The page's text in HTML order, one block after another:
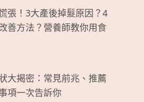
張！3大產後掉髮原因？4
善方法？營養師教你用食
大揭密：常見前兆、推薦
項一次告訴你